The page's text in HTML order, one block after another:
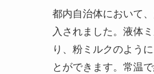
都内自治体において
入されました。液体
り、粉ミルクのよう
とができます。常温